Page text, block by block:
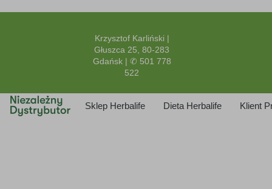
Krzysztof Karliński |
Głuszca 25, 80-283
Gdańsk | ✆ 501 778
522
Sklep Herbalife Dieta Herbalife Klient